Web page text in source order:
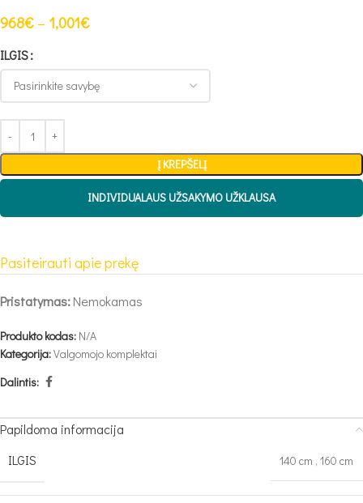
968€ – 1,001€
ILGIS
Į KREPŠELĮ
INDIVIDUALAUS UŽSAKYMO UŽKLAUSA
Pasiteirauti apie prekę
Pristatymas:Nemokamas
Produkto kodas: N/A
Kategorija:Valgomojo komplektai
Dalintis:
Papildoma informacija
ILGIS
140 cm , 160 cm